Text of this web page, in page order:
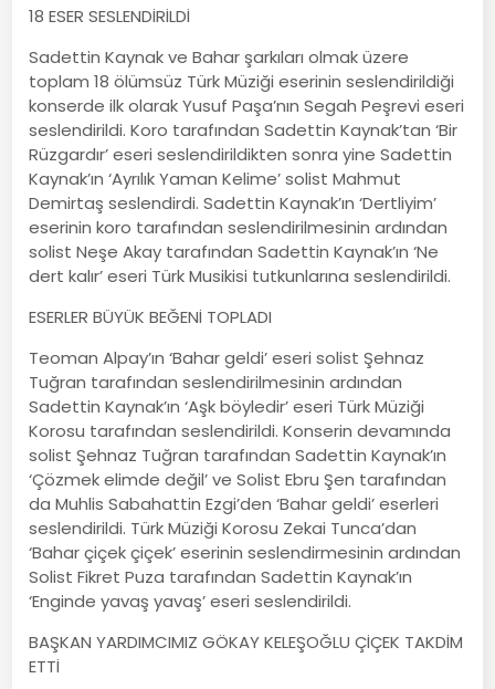
18 ESER SESLENDİRİLDİ
Sadettin Kaynak ve Bahar şarkıları olmak üzere
toplam 18 ölümsüz Türk Müziği eserinin seslendirildiği
konserde ilk olarak Yusuf Paşa’nın Segah Peşrevi eseri
seslendirildi. Koro tarafından Sadettin Kaynak’tan ‘Bir
Rüzgardır’ eseri seslendirildikten sonra yine Sadettin
Kaynak’ın ‘Ayrılık Yaman Kelime’ solist Mahmut
Demirtaş seslendirdi. Sadettin Kaynak’ın ‘Dertliyim’
eserinin koro tarafından seslendirilmesinin ardından
solist Neşe Akay tarafından Sadettin Kaynak’ın ‘Ne
dert kalır’ eseri Türk Musikisi tutkunlarına seslendirildi.
ESERLER BÜYÜK BEĞENİ TOPLADI
Teoman Alpay’ın ‘Bahar geldi’ eseri solist Şehnaz
Tuğran tarafından seslendirilmesinin ardından
Sadettin Kaynak’ın ‘Aşk böyledir’ eseri Türk Müziği
Korosu tarafından seslendirildi. Konserin devamında
solist Şehnaz Tuğran tarafından Sadettin Kaynak’ın
‘Çözmek elimde değil’ ve Solist Ebru Şen tarafından
da Muhlis Sabahattin Ezgi’den ‘Bahar geldi’ eserleri
seslendirildi. Türk Müziği Korosu Zekai Tunca’dan
‘Bahar çiçek çiçek’ eserinin seslendirmesinin ardından
Solist Fikret Puza tarafından Sadettin Kaynak’ın
‘Enginde yavaş yavaş’ eseri seslendirildi.
BAŞKAN YARDIMCIMIZ GÖKAY KELEŞOĞLU ÇİÇEK TAKDİM
ETTİ